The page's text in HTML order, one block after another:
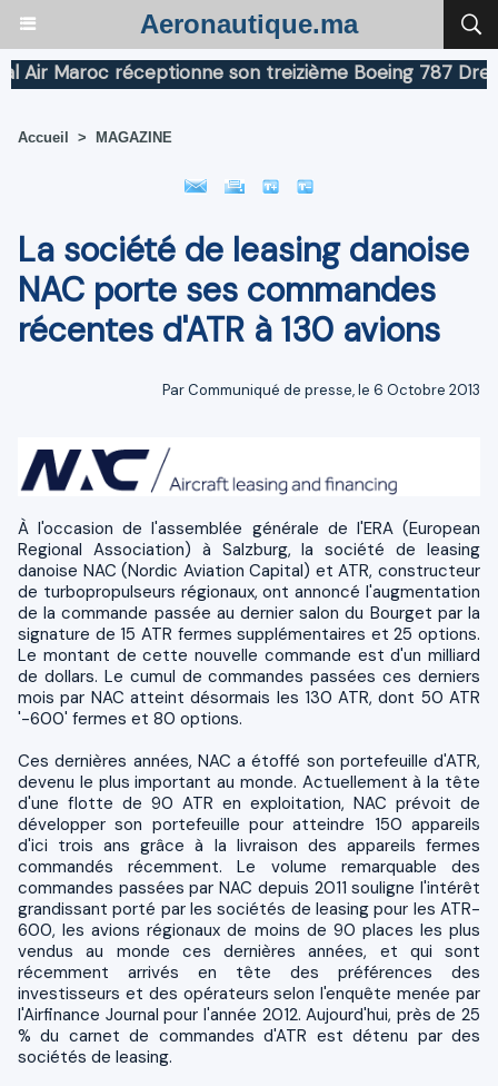
Aeronautique.ma
Maroc réceptionne son treizième Boeing 787
Accueil > MAGAZINE
La société de leasing danoise
NAC porte ses commandes
récentes d'ATR à 130 avions
Par Communiqué de presse, le 6 Octobre 2013
À l'occasion de l'assemblée générale de l'ERA (European
Regional Association) à Salzburg, la société de leasing
danoise NAC (Nordic Aviation Capital) et ATR, constructeur
de turbopropulseurs régionaux, ont annoncé l'augmentation
de la commande passée au dernier salon du Bourget par la
signature de 15 ATR fermes supplémentaires et 25 options.
Le montant de cette nouvelle commande est d'un milliard
de dollars. Le cumul de commandes passées ces derniers
mois par NAC atteint désormais les 130 ATR, dont 50 ATR
'-600' fermes et 80 options.
Ces dernières années, NAC a étoffé son portefeuille d'ATR,
devenu le plus important au monde. Actuellement à la tête
d'une flotte de 90 ATR en exploitation, NAC prévoit de
développer son portefeuille pour atteindre 150 appareils
d'ici trois ans grâce à la livraison des appareils fermes
commandés récemment. Le volume remarquable des
commandes passées par NAC depuis 2011 souligne l'intérêt
grandissant porté par les sociétés de leasing pour les ATR-
600, les avions régionaux de moins de 90 places les plus
vendus au monde ces dernières années, et qui sont
récemment arrivés en tête des préférences des
investisseurs et des opérateurs selon l'enquête menée par
l'Airfinance Journal pour l'année 2012. Aujourd'hui, près de 25
% du carnet de commandes d'ATR est détenu par des
sociétés de leasing.